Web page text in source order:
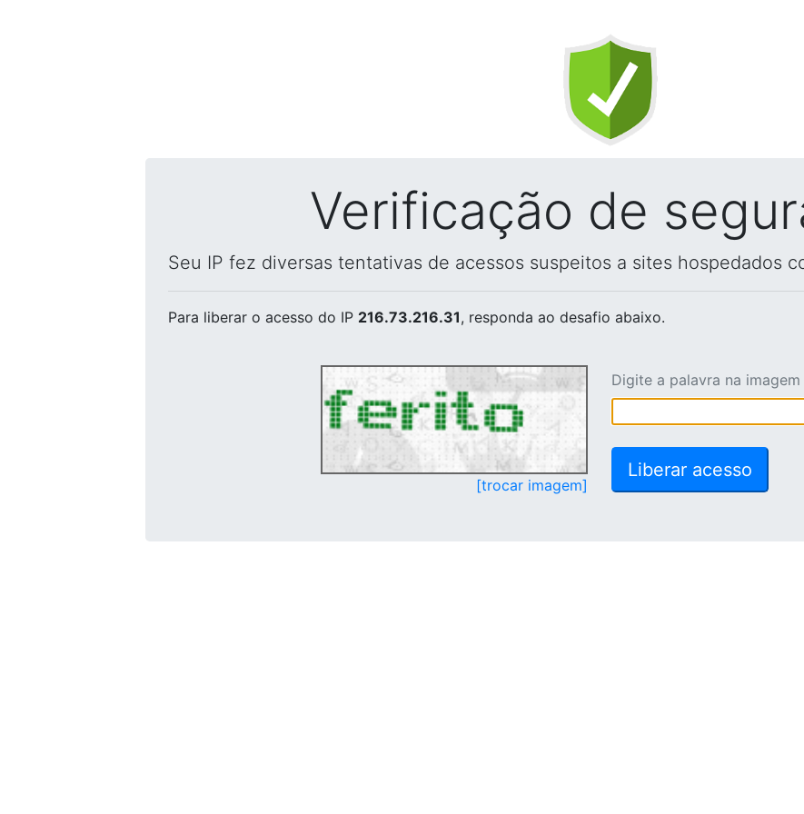
Verificação de
Seu IP fez diversas tentativas de acessos suspeitos a sites hospedados
Para liberar o acesso do IP 216.73.216.31, responda ao desafio abaixo.
[trocar imagem]
Digite a palavra na